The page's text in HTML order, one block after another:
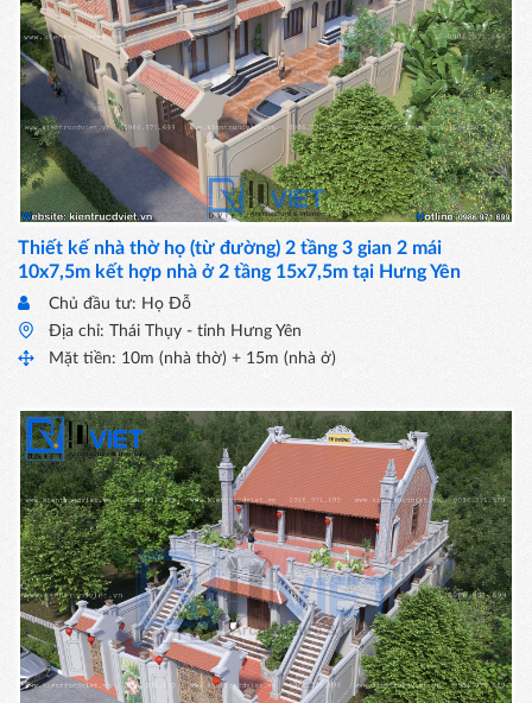
Thiết kế nhà thờ họ (từ đường) 2 tầng 3 gian 2 mái
10x7,5m kết hợp nhà ở 2 tầng 15x7,5m tại Hưng Yên
Chủ đầu tư: Họ Đỗ
Địa chỉ: Thái Thụy - tỉnh Hưng Yên
Mặt tiền: 10m (nhà thờ) + 15m (nhà ở)